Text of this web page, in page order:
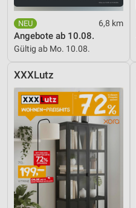
6,8 km
Angebote ab 10.08.
Gültig ab Mo. 10.08.
XXXLutz